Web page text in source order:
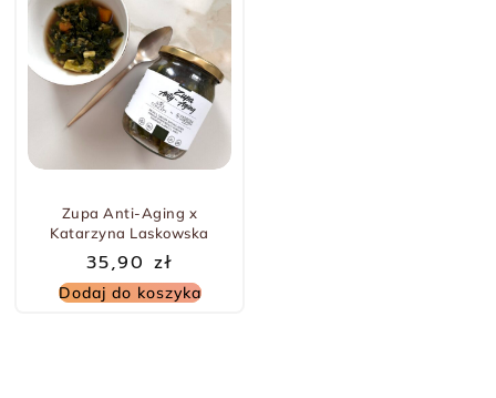
Zupa Anti-Aging x
Katarzyna Laskowska
35,90 zł
Dodaj do koszyka